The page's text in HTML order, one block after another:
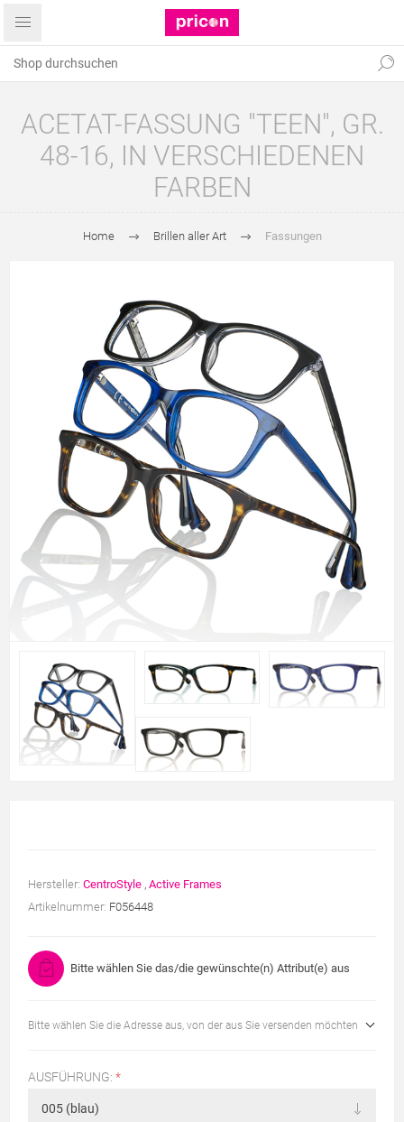
ACETAT-FASSUNG "TEEN", GR.
48-16, IN VERSCHIEDENEN
FARBEN
Home Brillen aller Art Fassungen
Hersteller: CentroStyle , Active Frames
Artikelnummer: F056448
Bitte wählen Sie das/die gewünschte(n) Attribut(e) aus
Bitte wählen Sie die Adresse aus, von der aus Sie versenden möchten
AUSFÜHRUNG: *